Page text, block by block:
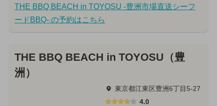
THE BBQ BEACH in TOYOSU -豊洲市場直送シーフ
ードBBQ- の予約はこちら
THE BBQ BEACH in TOYOSU（豊
洲）
東京都江東区豊洲6丁目5-27
4.0